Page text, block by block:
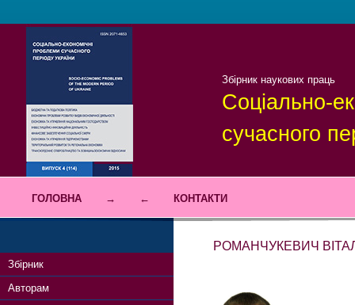
Збірник наукових праць
Соціально-
сучасного
ГОЛОВНА → ← КОНТАКТИ
Збірник
Авторам
РОМАНЧУКЕВИЧ